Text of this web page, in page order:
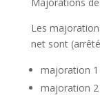
Les
net sont
majoration 1
majoration 2